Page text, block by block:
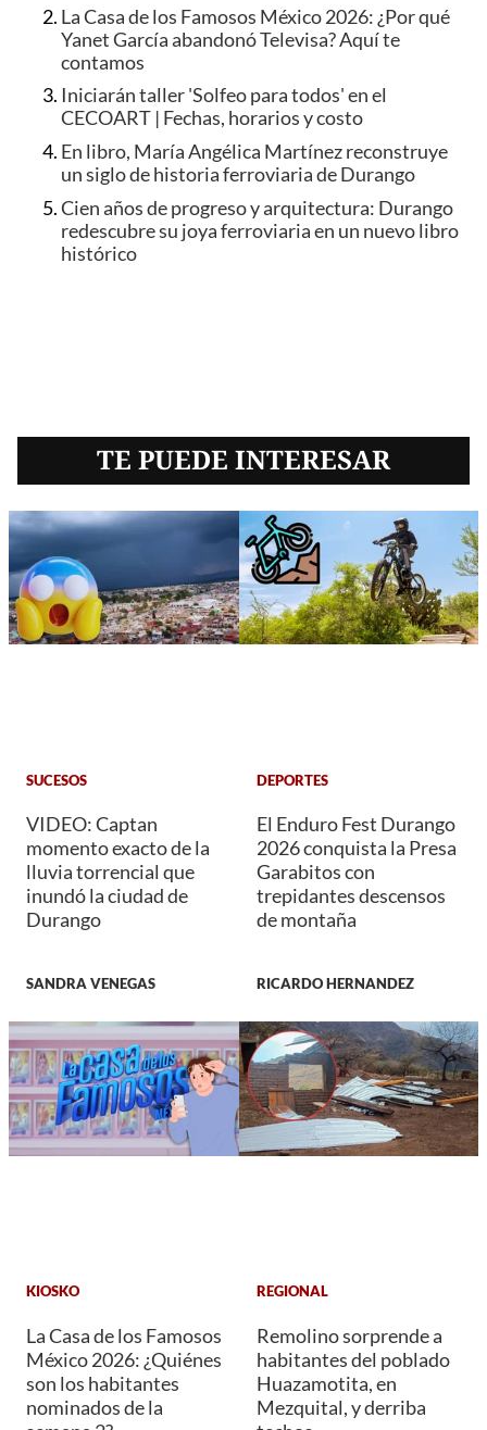
La Casa de los Famosos México 2026: ¿Por qué
Yanet García abandonó Televisa? Aquí te
contamos
Iniciarán taller 'Solfeo para todos' en el
CECOART | Fechas, horarios y costo
En libro, María Angélica Martínez reconstruye
un siglo de historia ferroviaria de Durango
Cien años de progreso y arquitectura: Durango
redescubre su joya ferroviaria en un nuevo libro
histórico
TE PUEDE INTERESAR
SUCESOS
VIDEO: Captan
momento exacto de la
lluvia torrencial que
inundó la ciudad de
Durango
SANDRA VENEGAS
DEPORTES
El Enduro Fest Durango
2026 conquista la Presa
Garabitos con
trepidantes descensos
de montaña
RICARDO HERNANDEZ
KIOSKO
La Casa de los Famosos
México 2026: ¿Quiénes
son los habitantes
nominados de la
REGIONAL
Remolino sorprende a
habitantes del poblado
Huazamotita, en
Mezquital, y derriba